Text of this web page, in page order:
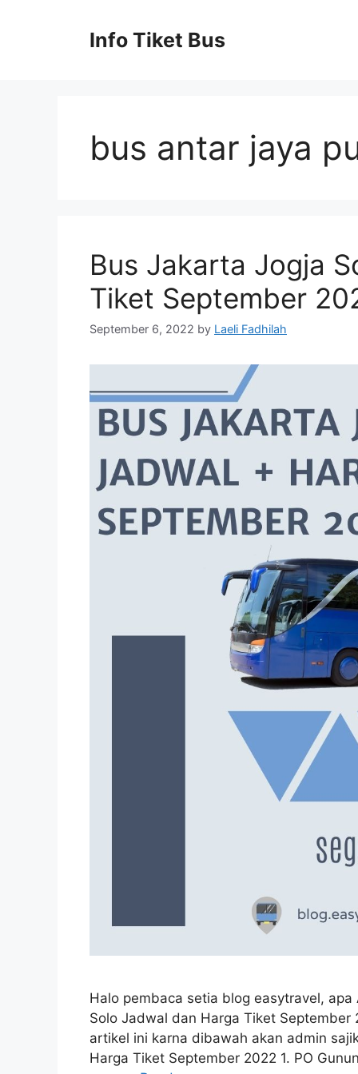
Info Tiket Bus
bus antar jaya
Bus Jakarta Jogja
Tiket September
September 6, 2022 by Laeli Fadhilah
Halo pembaca setia blog easytravel,
Solo Jadwal dan Harga Tiket
artikel ini karna dibawah akan admin
Harga Tiket September 2022 1. PO